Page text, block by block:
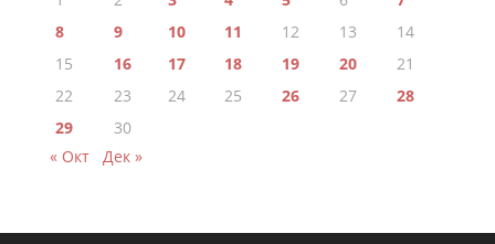
8
9 10 11 12 13
14
15
16 17 18 19 20
21
22
23 24 25 26 27
28
29
30
« Окт
Дек »